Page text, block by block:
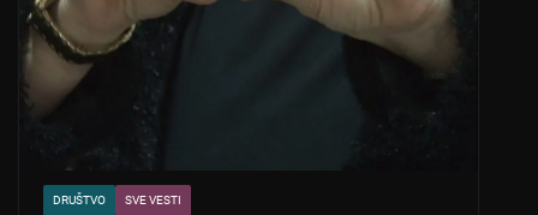
DRUŠTVO SVE VESTI